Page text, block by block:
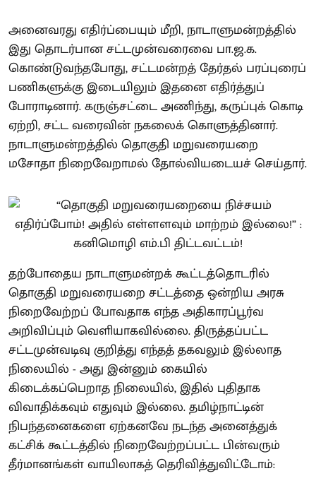
அனைவரது எதிர்ப்பையும் மீறி, நாடாளுமன்றத்தில்
இது தொடர்பான சட்டமுன்வரைவை பா.ஜ.க.
கொண்டுவந்தபோது, சட்டமன்றத் தேர்தல் பரப்புரைப்
பணிகளுக்கு இடையிலும் இதனை எதிர்த்துப்
போராடினார். கருஞ்சட்டை அணிந்து, கருப்புக் கொடி
ஏற்றி, சட்ட வரைவின் நகலைக் கொளுத்தினார்.
நாடாளுமன்றத்தில் தொகுதி மறுவரையறை
மசோதா நிறைவேறாமல் தோல்வியடையச் செய்தார்.
தற்போதைய நாடாளுமன்றக் கூட்டத்தொடரில்
தொகுதி மறுவரையறை சட்டத்தை ஒன்றிய அரசு
நிறைவேற்றப் போவதாக எந்த அதிகாரப்பூர்வ
அறிவிப்பும் வெளியாகவில்லை. திருத்தப்பட்ட
சட்டமுன்வடிவு குறித்து எந்தத் தகவலும் இல்லாத
நிலையில் - அது இன்னும் கையில்
கிடைக்கப்பெறாத நிலையில், இதில் புதிதாக
விவாதிக்கவும் எதுவும் இல்லை. தமிழ்நாட்டின்
நிபந்தனைகளை ஏற்கனவே நடந்த அனைத்துக்
கட்சிக் கூட்டத்தில் நிறைவேற்றப்பட்ட பின்வரும்
தீர்மானங்கள் வாயிலாகத் தெரிவித்துவிட்டோம்: